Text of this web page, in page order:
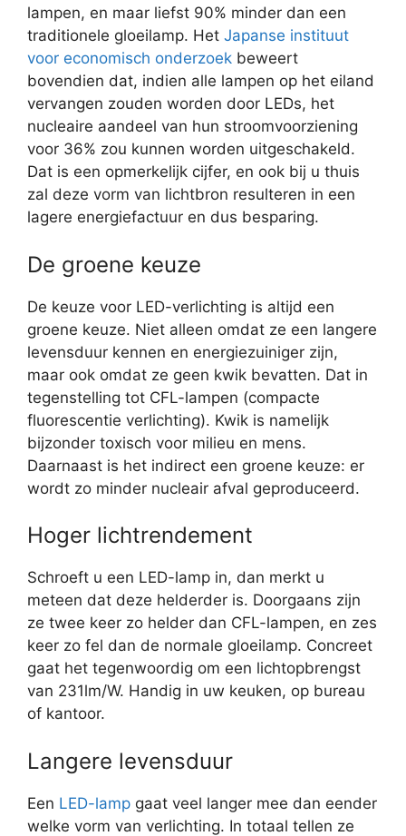
lampen, en maar liefst 90% minder dan een
traditionele gloeilamp. Het Japanse instituut
voor economisch onderzoek beweert
bovendien dat, indien alle lampen op het eiland
vervangen zouden worden door LEDs, het
nucleaire aandeel van hun stroomvoorziening
voor 36% zou kunnen worden uitgeschakeld.
Dat is een opmerkelijk cijfer, en ook bij u thuis
zal deze vorm van lichtbron resulteren in een
lagere energiefactuur en dus besparing.
De groene keuze
De keuze voor LED-verlichting is altijd een
groene keuze. Niet alleen omdat ze een langere
levensduur kennen en energiezuiniger zijn,
maar ook omdat ze geen kwik bevatten. Dat in
tegenstelling tot CFL-lampen (compacte
fluorescentie verlichting). Kwik is namelijk
bijzonder toxisch voor milieu en mens.
Daarnaast is het indirect een groene keuze: er
wordt zo minder nucleair afval geproduceerd.
Hoger lichtrendement
Schroeft u een LED-lamp in, dan merkt u
meteen dat deze helderder is. Doorgaans zijn
ze twee keer zo helder dan CFL-lampen, en zes
keer zo fel dan de normale gloeilamp. Concreet
gaat het tegenwoordig om een lichtopbrengst
van 231lm/W. Handig in uw keuken, op bureau
of kantoor.
Langere levensduur
Een LED-lamp gaat veel langer mee dan eender
welke vorm van verlichting. In totaal tellen ze